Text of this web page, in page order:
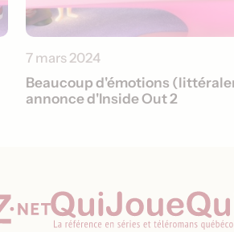
7 mars 2024
Beaucoup d'émotions
annonce d'Inside Out 2